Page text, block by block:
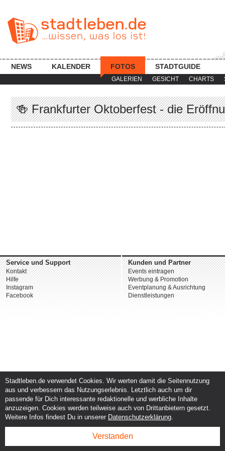
GALERIEN GESICHT CHARTS
NEWS KALENDER FOTOS STADTGUIDE
🍻 Frankfurter Oktoberfest - die
Service und Support
Kontakt
Hilfe
Instagram
Facebook
Kunden und Partner
Events eintragen
Werbung & Promotion
Eventplanung & Ausrichtung
Dienstleistungen
Stadtleben.de verwendet Cookies. Wir werten damit die Seitennutzung
aus und verbessern das Nutzungserlebnis. Letztlich auch um dir
passende für Dich interessante redaktionelle und werbliche Inhalte
anzuzeigen. Cookies werden teilweise auch von Drittanbietern gesetzt.
Weitere Infos findest Du in unserer Datenschutzerklärung.
Verstanden